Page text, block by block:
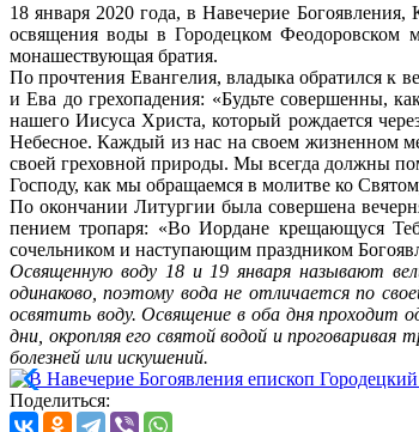
18 января 2020 года, в Навечерие
освящения воды в Городецком Феодоровском
монашествующая братия.
По прочтения Евангелия, владыка обратился к
и Ева до грехопадения: «Будьте совершенны,
нашего Иисуса Христа, который рождается
Небесное. Каждый из нас на своем жизненном
своей греховной природы. Мы всегда должны
Господу, как мы обращаемся в молитве ко
По окончании Литургии была совершена
пением тропаря: «Во Иордане крещающуся
сочельником и наступающим праздником
Освященную воду 18 и 19 января называют
одинаково, поэтому вода не отличается по
освятить воду. Освящение в оба дня проходит
дни, окропляя его святой водой и
болезней или искушений.
Поделиться: